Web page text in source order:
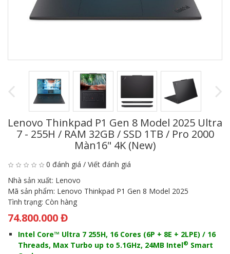
Lenovo Thinkpad P1 Gen 8 Model 2025 Ultra
7 - 255H / RAM 32GB / SSD 1TB / Pro 2000
Màn16" 4K (New)
0 đánh giá / Viết đánh giá
Nhà sản xuất: Lenovo
Mã sản phẩm: Lenovo Thinkpad P1 Gen 8 Model 2025
Tình trạng: Còn hàng
74.800.000 Đ
Intel Core™ Ultra 7 255H, 16 Cores (6P + 8E + 2LPE) / 16
Threads, Max Turbo up to 5.1GHz, 24MB Intel® Smart